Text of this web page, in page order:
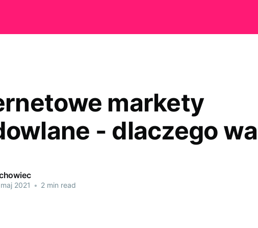
markety
- dlaczego
2021 • 2 min read